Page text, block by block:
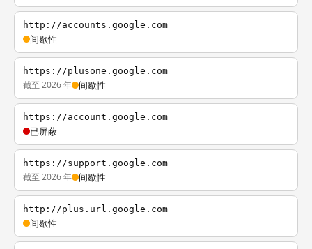
http://accounts.google.com
间歇性
https://plusone.google.com
截至 2026 年 间歇性
https://account.google.com
已屏蔽
https://support.google.com
截至 2026 年 间歇性
http://plus.url.google.com
间歇性